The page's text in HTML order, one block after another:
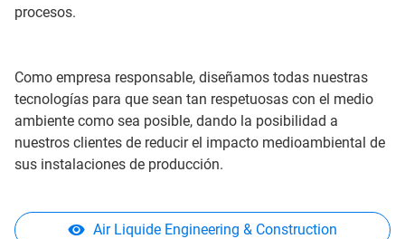
procesos.
Como empresa responsable, diseñamos todas nuestras
tecnologías para que sean tan respetuosas con el medio
ambiente como sea posible, dando la posibilidad a
nuestros clientes de reducir el impacto medioambiental de
sus instalaciones de producción.
Air Liquide Engineering & Construction